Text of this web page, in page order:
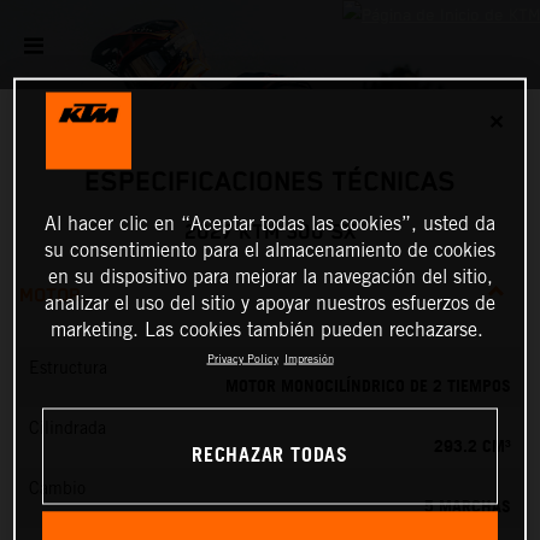
2027 KTM 300 SX
MOTOR
5 MARCHAS
Al hacer clic en “Aceptar todas las cookies”, usted da
su consentimiento para el almacenamiento de cookies
en su dispositivo para mejorar la navegación del sitio,
analizar el uso del sitio y apoyar nuestros esfuerzos de
marketing. Las cookies también pueden rechazarse.
Privacy Policy Impresión
RECHAZAR TODAS